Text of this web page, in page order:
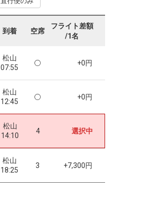
到着 空席
フライト差額
/1名
松山
07:55
+0円
松山
12:45
+0円
松山
14:10
4 選択中
松山
18:25
3 +7,300円